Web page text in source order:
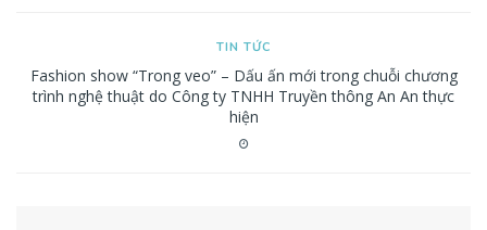
TIN TỨC
Fashion show “Trong veo” – Dấu ấn mới trong chuỗi chương
trình nghệ thuật do Công ty TNHH Truyền thông An An thực
hiện